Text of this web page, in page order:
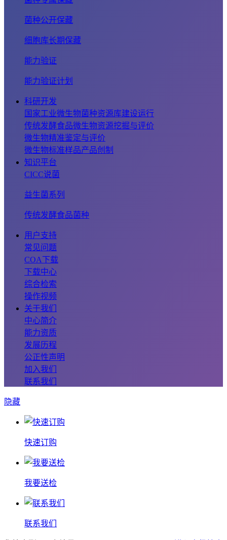
菌种公开保藏
细胞库长期保藏
能力验证
能力验证计划
科研开发
国家工业微生物菌种资源库建设运行
传统发酵食品微生物资源挖掘与评价
微生物精准鉴定与评价
微生物标准样品产品创制
知识平台
CICC说菌
益生菌系列
传统发酵食品菌种
用户支持
常见问题
COA下载
下载中心
综合检索
操作视频
关于我们
中心简介
能力资质
发展历程
公正性声明
加入我们
联系我们
隐藏
快速订购
我要送检
联系我们